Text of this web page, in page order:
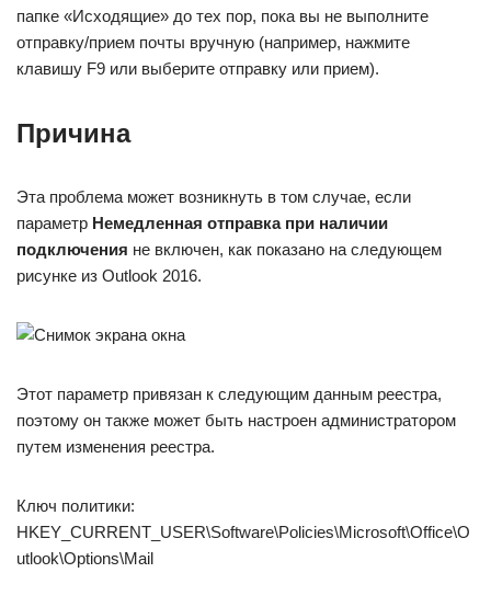
папке «Исходящие» до тех пор, пока вы не выполните
отправку/прием почты вручную (например, нажмите
клавишу F9 или выберите отправку или прием).
Причина
Эта проблема может возникнуть в том случае, если
параметр Немедленная отправка при наличии
подключения не включен, как показано на следующем
рисунке из Outlook 2016.
Этот параметр привязан к следующим данным реестра,
поэтому он также может быть настроен администратором
путем изменения реестра.
Ключ политики:
HKEY_CURRENT_USER\Software\Policies\Microsoft\Office\O
utlook\Options\Mail